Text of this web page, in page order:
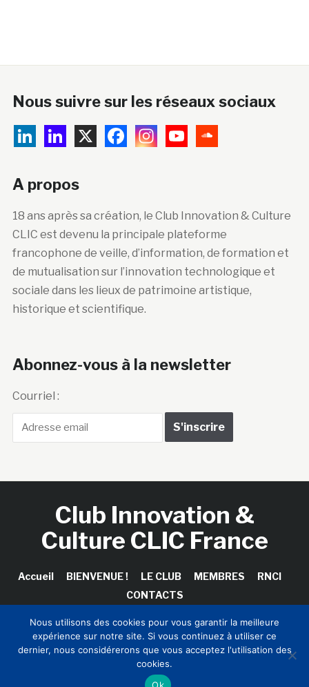
Nous suivre sur les réseaux sociaux
A propos
18 ans après sa création, le Club Innovation & Culture
CLIC est devenu la principale plateforme
francophone de veille, d’information, de formation et
de mutualisation sur l’innovation technologique et
sociale dans les lieux de patrimoine artistique,
historique et scientifique.
Abonnez-vous à la newsletter
Courriel :
Club Innovation &
Culture CLIC France
Accueil BIENVENUE ! LE CLUB MEMBRES
RNCI
CONTACTS
Copyright © 2026 Club Innovation & Culture CLIC France /
Sinapses Conseils
Nous utilisons des cookies pour vous garantir la meilleure
expérience sur notre site. Si vous continuez à utiliser ce
dernier, nous considérerons que vous acceptez l'utilisation des
cookies.
Ok